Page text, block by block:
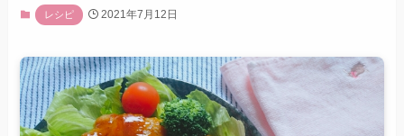
レシピ 2021年7月12日